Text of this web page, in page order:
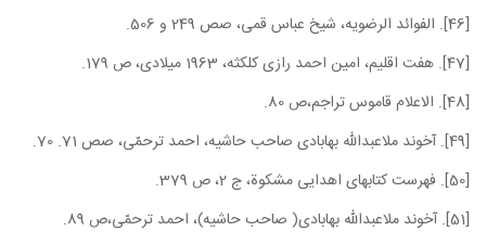
[46]. الفوائد الرضویه، شیخ عباس قمی، صص 249 و 506.
[47]. هفت اقلیم، امین احمد رازی کلکثه، 1963 میلادی، ص 179.
[48]. الاعلام قاموس تراجم،ص 80.
[49]. آخوند ملاعبدالله بهابادی صاحب حاشیه، احمد ترحمّی، صص 71. 70.
[50]. فهرست کتابهای اهدایی مشکوة، ج 2، ص 379.
[51]. آخوند ملاعبدالله بهابادی( صاحب حاشیه)، احمد ترحمّی،ص 89.